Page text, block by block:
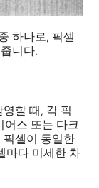
하나로, 픽셀
니다.
할 때, 각 픽
어스 또는 다크
픽셀이 동일한
마다 미세한 차